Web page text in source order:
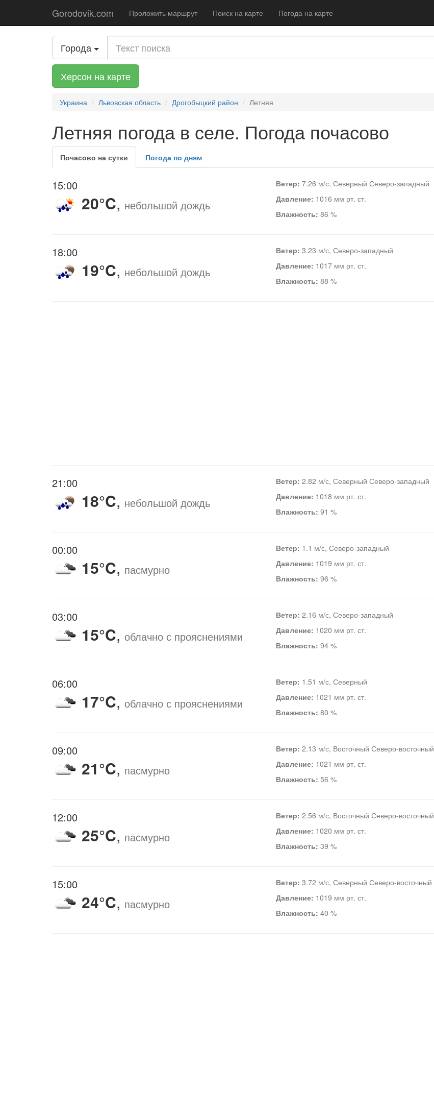
Gorodovik.com Проложить маршрут Поиск на карте Погода на карте
Города
Херсон на карте
Украина Львовская область Дрогобыцкий район Летняя
Летняя погода в селе. Погода почасово
Почасово на сутки Погода по дням
15:00
20°C, небольшой дождь
Ветер: 7.26 м/с, Северный Северо-западный
Давление: 1016 мм рт. ст.
Влажность: 86 %
18:00
19°C, небольшой дождь
Ветер: 3.23 м/с, Северо-западный
Давление: 1017 мм рт. ст.
Влажность: 88 %
21:00
18°C, небольшой дождь
Ветер: 2.82 м/с, Северный Северо-западный
Давление: 1018 мм рт. ст.
Влажность: 91 %
00:00
15°C, пасмурно
Ветер: 1.1 м/с, Северо-западный
Давление: 1019 мм рт. ст.
Влажность: 96 %
03:00
15°C, облачно с прояснениями
Ветер: 2.16 м/с, Северо-западный
Давление: 1020 мм рт. ст.
Влажность: 94 %
06:00
17°C, облачно с прояснениями
Ветер: 1.51 м/с, Северный
Давление: 1021 мм рт. ст.
Влажность: 80 %
09:00
21°C, пасмурно
Ветер: 2.13 м/с, Восточный Северо-восточный
Давление: 1021 мм рт. ст.
Влажность: 56 %
12:00
25°C, пасмурно
Ветер: 2.56 м/с, Восточный Северо-восточный
Давление: 1020 мм рт. ст.
Влажность: 39 %
15:00
24°C, пасмурно
Ветер: 3.72 м/с, Северный Северо-восточный
Давление: 1019 мм рт. ст.
Влажность: 40 %